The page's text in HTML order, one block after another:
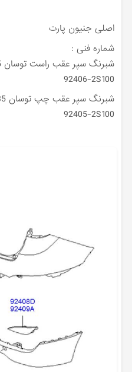
اصلی جنیون پارت
شماره فنی :
شبرنگ سپر عقب راست توسان ix35
92406-2S100
شبرنگ سپر عقب چپ توسان ix35
92405-2S100